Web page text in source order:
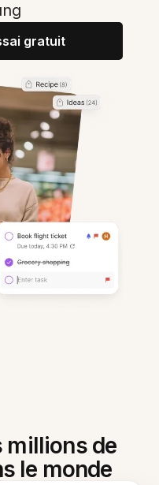
gratuit
millions de
le monde